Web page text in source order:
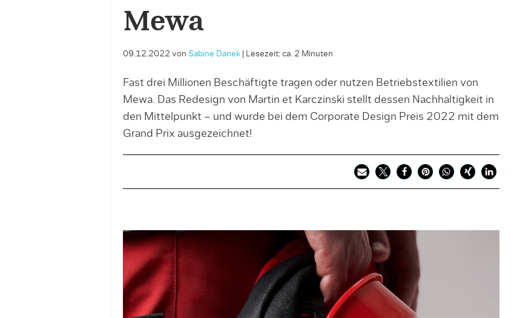
Mewa
09.12.2022 von Sabine Danek| Lesezeit: ca. 2 Minuten
Fast drei Millionen Beschäftigte tragen oder nutzen Betriebstextilien von
Mewa. Das Redesign von Martin et Karczinski stellt dessen Nachhaltigkeit in
den Mittelpunkt – und wurde bei dem Corporate Design Preis 2022 mit dem
Grand Prix ausgezeichnet!